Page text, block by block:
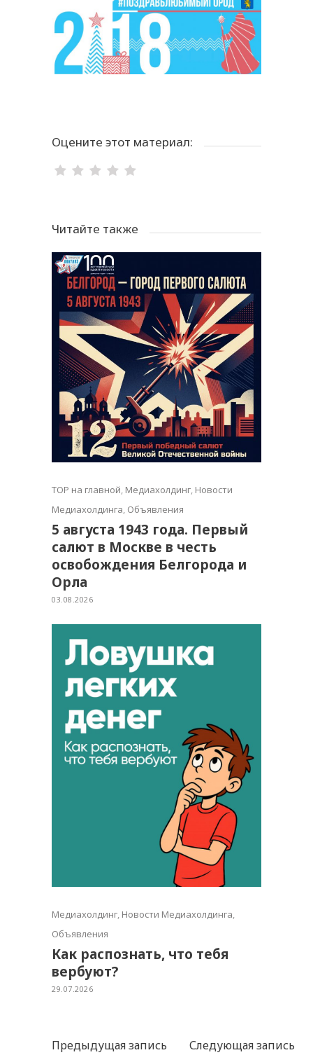
Оцените этот материал:
Читайте также
TOP на главной Медиахолдинг Новости
Медиахолдинга Объявления
5 августа 1943 года. Первый
салют в Москве в честь
освобождения Белгорода и
Орла
03.08.2026
Медиахолдинг Новости Медиахолдинга
Объявления
Как распознать, что тебя
вербуют?
29.07.2026
Предыдущая запись
Следующая запись